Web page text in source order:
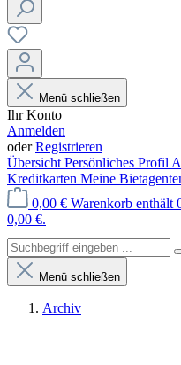
Menü schließen
Ihr Konto
Anmelden
oderRegistrieren
Übersicht Persönliches Profil
Kreditkarten Meine
0,00 € Warenkorb enthält
0,00 €.
Menü schließen
Archiv